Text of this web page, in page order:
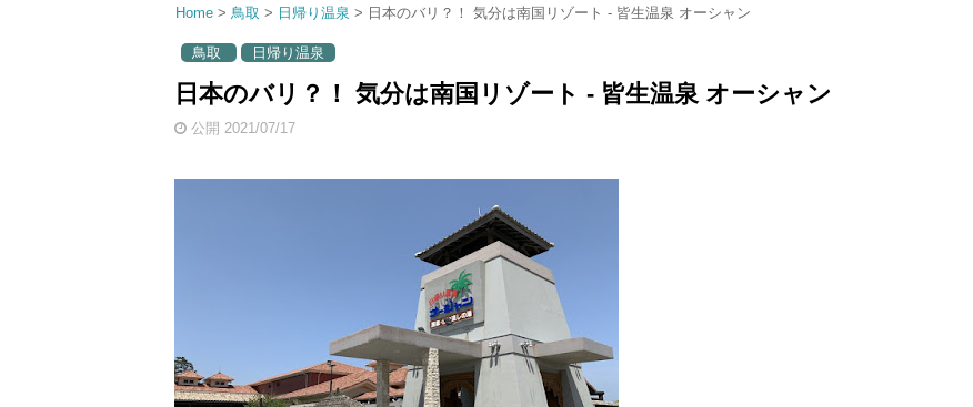
Home 鳥取 日帰り温泉 日本のバリ？！ 気分は南国リゾート - 皆生温泉 オーシャン
鳥取 日帰り温泉
日本のバリ？！ 気分は南国リゾート - 皆生温泉 オーシャン
公開 2021/07/17